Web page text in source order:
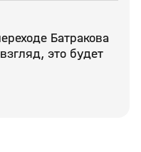
Батракова
это будет